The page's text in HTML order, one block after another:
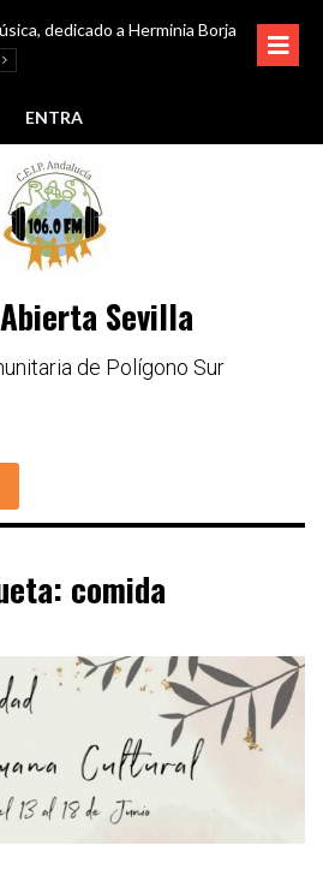
dedicado a Herminia Borja
para un futuro sin machismo Esta semana disfruta de oferta cultural en Asociación Solidaridad
Sur, el cuidado y la limpieza del entorno
ENTRA
Sevilla
de Polígono Sur
comida